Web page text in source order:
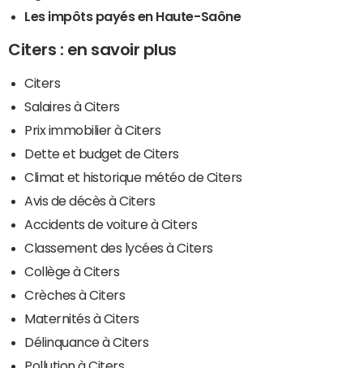
Les impôts payés en Haute-Saône
Citers : en savoir plus
Citers
Salaires à Citers
Prix immobilier à Citers
Dette et budget de Citers
Climat et historique météo de Citers
Avis de décès à Citers
Accidents de voiture à Citers
Classement des lycées à Citers
Collège à Citers
Crèches à Citers
Maternités à Citers
Délinquance à Citers